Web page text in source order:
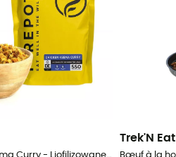
Chicken Keema Curry - Liofilizowane danie
Trek'N Eat